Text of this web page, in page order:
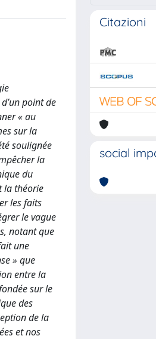
point de
« au
sur la
soulignée
la
du
la théorie
les faits
le vague
notant que
une
» que
entre la
sur le
des
de la
et nos
Citazioni
social